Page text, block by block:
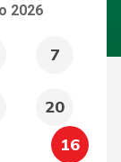
2026
7
20
16